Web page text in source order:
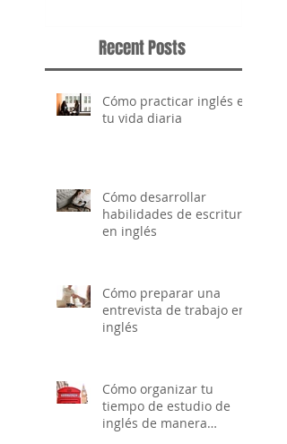
Recent Posts
Cómo practicar inglés en
tu vida diaria
Cómo desarrollar
habilidades de escritura
en inglés
Cómo preparar una
entrevista de trabajo en
inglés
Cómo organizar tu
tiempo de estudio de
inglés de manera